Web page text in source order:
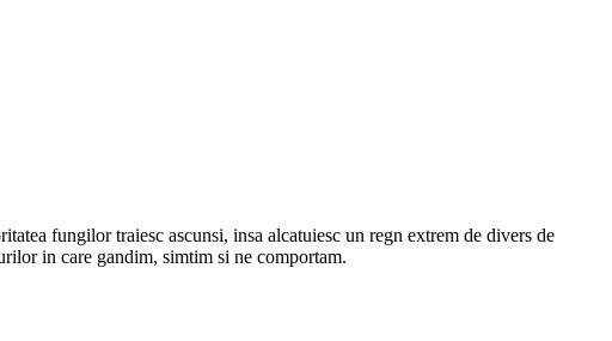
fungilor traiesc ascunsi, insa alcatuiesc un regn extrem de divers de
in care gandim, simtim si ne comportam.